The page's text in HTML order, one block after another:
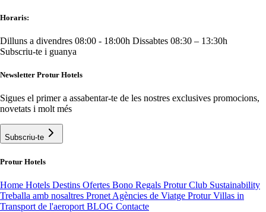
Horaris:
Dilluns a divendres 08:00 - 18:00h Dissabtes 08:30 – 13:30h
Subscriu-te i guanya
Newsletter Protur Hotels
Sigues el primer a assabentar-te de les nostres exclusives promocions,
novetats i molt més
Subscriu-te
Protur Hotels
Home Hotels Destins Ofertes Bono Regals Protur Club Sustainability
Treballa amb nosaltres Pronet Agències de Viatge Protur Villas in
Transport de l'aeroport BLOG Contacte